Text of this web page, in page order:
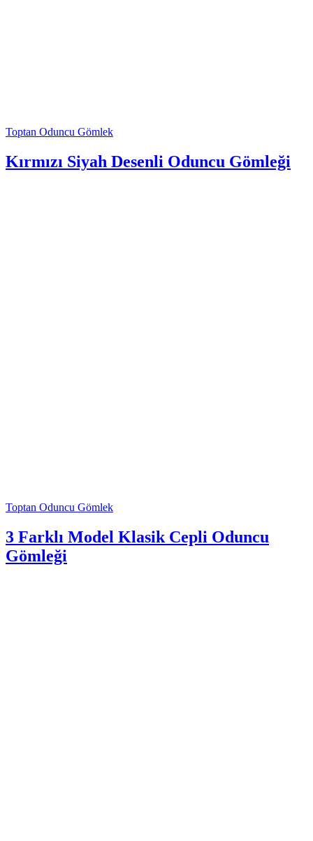
Toptan Oduncu Gömlek
Kırmızı Siyah Desenli Oduncu Gömleği
Toptan Oduncu Gömlek
3 Farklı Model Klasik Cepli Oduncu
Gömleği